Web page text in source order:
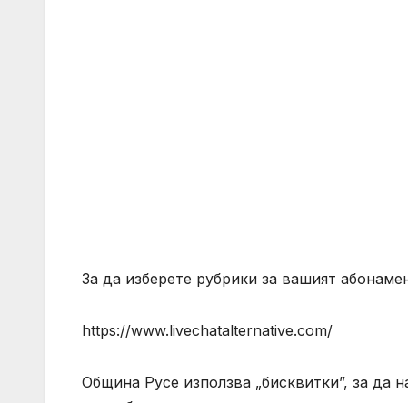
За да изберете рубрики за вашият
https://www.livechatalternative.com/
Община Русе използва „бисквитки”, за да